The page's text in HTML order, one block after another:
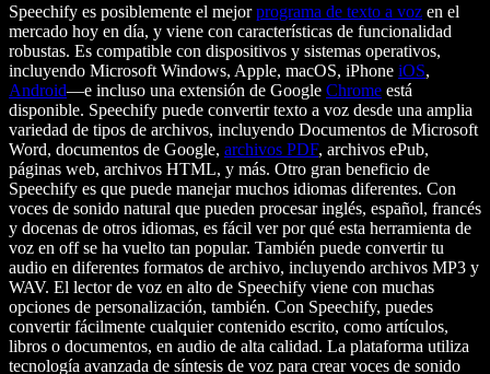
Speechify es posiblemente el mejorprograma de texto a voz en el
mercado hoy en día, y viene con características de funcionalidad
robustas. Es compatible con dispositivos y sistemas operativos,
incluyendo Microsoft Windows, Apple, macOS, iPhone iOS,
Android—e incluso una extensión de Google Chrome está
disponible. Speechify puede convertir texto a voz desde una amplia
variedad de tipos de archivos, incluyendo Documentos de Microsoft
Word, documentos de Google, archivos PDF, archivos ePub,
páginas web, archivos HTML, y más. Otro gran beneficio de
Speechify es que puede manejar muchos idiomas diferentes. Con
voces de sonido natural que pueden procesar inglés, español, francés
y docenas de otros idiomas, es fácil ver por qué esta herramienta de
voz en off se ha vuelto tan popular. También puede convertir tu
audio en diferentes formatos de archivo, incluyendo archivos MP3 y
WAV. El lector de voz en alto de Speechify viene con muchas
opciones de personalización, también. Con Speechify, puedes
convertir fácilmente cualquier contenido escrito, como artículos,
libros o documentos, en audio de alta calidad. La plataforma utiliza
tecnología avanzada de síntesis de voz para crear voces de sonido